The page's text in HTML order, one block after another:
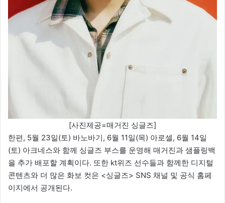
[사진제공=매거진 싱글즈]
한편, 5월 23일(토) 바노바기, 6월 11일(목) 아로셀, 6월 14일
(토) 아크네스와 함께 싱글즈 부스를 운영해 매거진과 샘플링백
을 추가 배포할 계획이다. 또한 kt위즈 선수들과 함께한 디지털
콘텐츠와 더 많은 화보 컷은 <싱글즈> SNS 채널 및 공식 홈페
이지에서 공개된다.